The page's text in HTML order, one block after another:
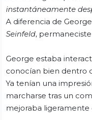
instantáneamente
A diferencia de
Seinfeld,
George estaba
conocían bien dentro
Ya tenían una
marcharse tras un
mejoraba